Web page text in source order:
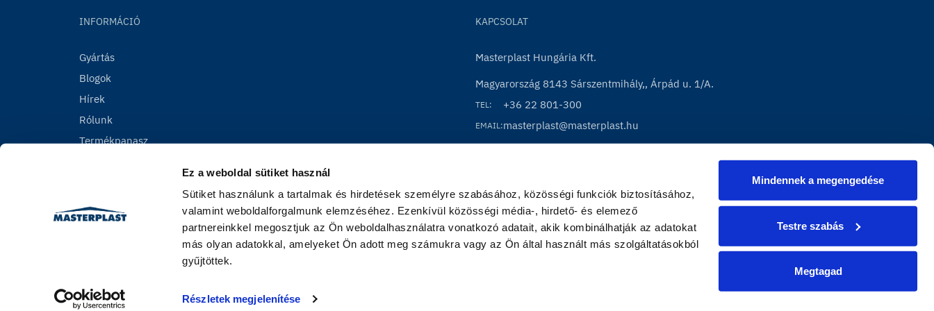
Ez a weboldal sütiket használ
Sütiket használunk a tartalmak és hirdetések személyre szabásához, közösségi funkciók biztosításához,
valamint weboldalforgalmunk elemzéséhez. Ezenkívül közösségi média-, hirdető- és elemező
partnereinkkel megosztjuk az Ön weboldalhasználatra vonatkozó adatait, akik kombinálhatják az adatokat
más olyan adatokkal, amelyeket Ön adott meg számukra vagy az Ön által használt más szolgáltatásokból
gyűjtöttek.
Részletek megjelenítése
Mindennek a megengedése
Testre szabás
Megtagad
INFORMÁCIÓ
Gyártás
Blogok
Hírek
Rólunk
Termékpanasz
KAPCSOLAT
Masterplast Hungária Kft.
Magyarország 8143 Sárszentmihály,, Árpád u. 1/A.
TEL: +36 22 801-300
EMAIL:masterplast@masterplast.hu